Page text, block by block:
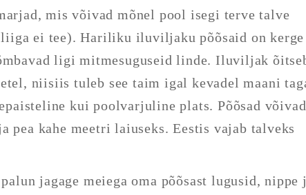
mis võivad mõnel pool isegi terve talve
ei tee). Hariliku iluviljaku põõsaid on kerge
ligi mitmesuguseid linde. Iluviljak
niisiis tuleb see taim igal kevadel maani
kui poolvarjuline plats. Põõsad võivad
pea kahe meetri laiuseks. Eestis vajab talveks
jagage meiega oma põõsast lugusid, nippe